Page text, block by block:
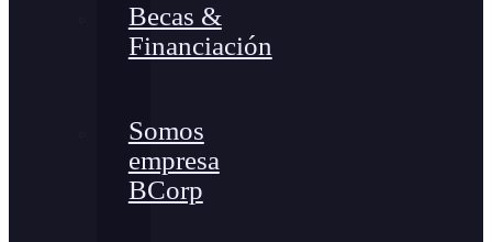
Becas &
Financiación
Somos
empresa
BCorp